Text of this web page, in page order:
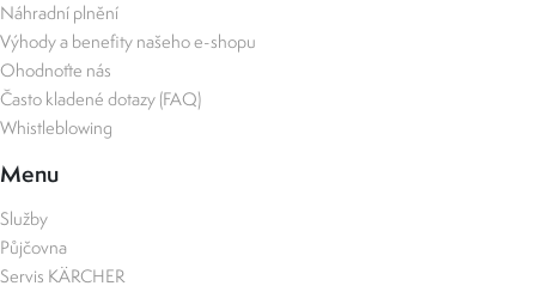
Náhradní plnění
Výhody a benefity našeho e-shopu
Ohodnoťte nás
Často kladené dotazy (FAQ)
Whistleblowing
Menu
Služby
Půjčovna
Servis KÄRCHER